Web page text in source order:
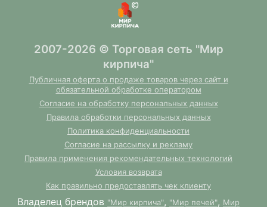
2007-2026 © Торговая сеть "Мир
кирпича"
Публичная оферта о продаже товаров через сайт и
обязательной обработке оператором
Согласие на обработку персональных данных
Правила обработки персональных данных
Политика конфиденциальности
Согласие на рассылку и рекламу
Правила применения рекомендательных технологий
Условия возврата
Как правильно предоставлять чек клиенту
Владелец брендов "Мир кирпича", "Мир печей", Мир